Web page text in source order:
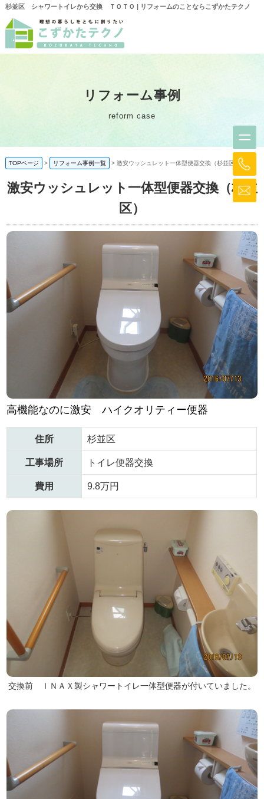
杉並区 シャワートイレから交換 ＴＯＴＯ | リフォームのことならこずかたテクノ
リフォーム事例
reform case
TOPページ リフォーム事例一覧 激安ウッシュレット一体型便器交換（杉並区）
激安ウッシュレット一体型便器交換（杉並
区）
高機能なのに激安 ハイクオリティー便器
住所 杉並区
工事場所 トイレ便器交換
費用 9.8万円
交換前 ＩＮＡＸ製シャワートイレ一体型便器が付いていました。